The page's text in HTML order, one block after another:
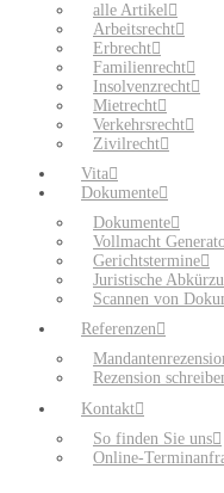
alle Artikel
Arbeitsrecht
Erbrecht
Familienrecht
Insolvenzrecht
Mietrecht
Verkehrsrecht
Zivilrecht
Vita
Dokumente
Dokumente
Vollmacht
Gerichtstermine
Juristische
Scannen von
Referenzen
Rezension
Kontakt
So finden Sie uns
Online-